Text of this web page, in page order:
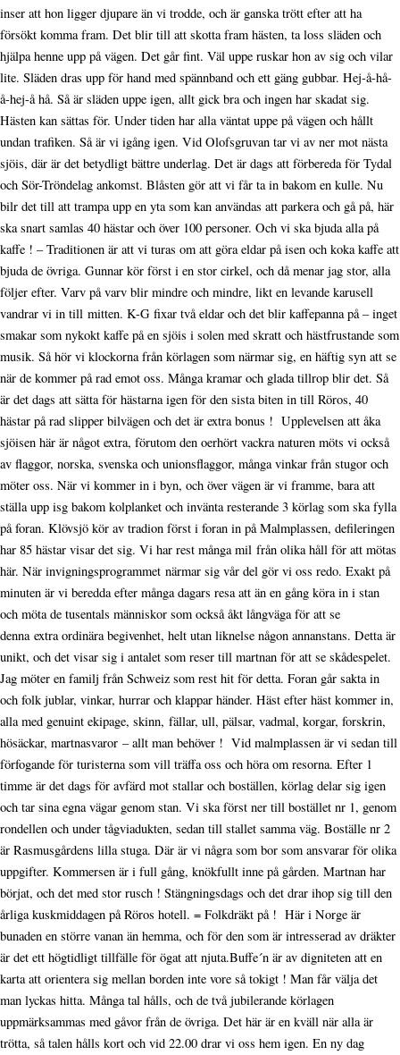
inser att hon ligger djupare än vi trodde, och är ganska trött efter att ha
försökt komma fram. Det blir till att skotta fram hästen, ta loss släden och
hjälpa henne upp på vägen. Det går fint. Väl uppe ruskar hon av sig och vilar
lite. Släden dras upp för hand med spännband och ett gäng gubbar. Hej-å-hå-
å-hej-å hå. Så är släden uppe igen, allt gick bra och ingen har skadat sig.
Hästen kan sättas för. Under tiden har alla väntat uppe på vägen och hållt
undan trafiken. Så är vi igång igen. Vid Olofsgruvan tar vi av ner mot nästa
sjöis, där är det betydligt bättre underlag. Det är dags att förbereda för Tydal
och Sör-Tröndelag ankomst. Blåsten gör att vi får ta in bakom en kulle. Nu
bilr det till att trampa upp en yta som kan användas att parkera och gå på, här
ska snart samlas 40 hästar och över 100 personer. Och vi ska bjuda alla på
kaffe ! – Traditionen är att vi turas om att göra eldar på isen och koka kaffe att
bjuda de övriga. Gunnar kör först i en stor cirkel, och då menar jag stor, alla
följer efter. Varv på varv blir mindre och mindre, likt en levande karusell
vandrar vi in till mitten. K-G fixar två eldar och det blir kaffepanna på – inget
smakar som nykokt kaffe på en sjöis i solen med skratt och hästfrustande som
musik. Så hör vi klockorna från körlagen som närmar sig, en häftig syn att se
när de kommer på rad emot oss. Många kramar och glada tillrop blir det. Så
är det dags att sätta för hästarna igen för den sista biten in till Röros, 40
hästar på rad slipper bilvägen och det är extra bonus ! Upplevelsen att åka
sjöisen här är något extra, förutom den oerhört vackra naturen möts vi också
av flaggor, norska, svenska och unionsflaggor, många vinkar från stugor och
möter oss. När vi kommer in i byn, och över vägen är vi framme, bara att
ställa upp isg bakom kolplanket och invänta resterande 3 körlag som ska fylla
på foran. Klövsjö kör av tradion först i foran in på Malmplassen, defileringen
har 85 hästar visar det sig. Vi har rest många mil från olika håll för att mötas
här. När invigningsprogrammet närmar sig vår del gör vi oss redo. Exakt på
minuten är vi beredda efter många dagars resa att än en gång köra in i stan
och möta de tusentals människor som också åkt långväga för att se
denna extra ordinära begivenhet, helt utan liknelse någon annanstans. Detta är
unikt, och det visar sig i antalet som reser till martnan för att se skådespelet.
Jag möter en familj från Schweiz som rest hit för detta. Foran går sakta in
och folk jublar, vinkar, hurrar och klappar händer. Häst efter häst kommer in,
alla med genuint ekipage, skinn, fällar, ull, pälsar, vadmal, korgar, forskrin,
hösäckar, martnasvaror – allt man behöver ! Vid malmplassen är vi sedan till
förfogande för turisterna som vill träffa oss och höra om resorna. Efter 1
timme är det dags för avfärd mot stallar och boställen, körlag delar sig igen
och tar sina egna vägar genom stan. Vi ska först ner till bostället nr 1, genom
rondellen och under tågviadukten, sedan till stallet samma väg. Boställe nr 2
är Rasmusgårdens lilla stuga. Där är vi några som bor som ansvarar för olika
uppgifter. Kommersen är i full gång, knökfullt inne på gården. Martnan har
börjat, och det med stor rusch ! Stängningsdags och det drar ihop sig till den
årliga kuskmiddagen på Röros hotell. = Folkdräkt på ! Här i Norge är
bunaden en större vanan än hemma, och för den som är intresserad av dräkter
är det ett högtidligt tillfälle för ögat att njuta.Buffe´n är av digniteten att en
karta att orientera sig mellan borden inte vore så tokigt ! Man får välja det
man lyckas hitta. Många tal hålls, och de två jubilerande körlagen
uppmärksammas med gåvor från de övriga. Det här är en kväll när alla är
trötta, så talen hålls kort och vid 22.00 drar vi oss hem igen. En ny dag